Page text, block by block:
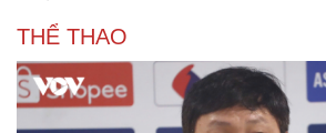
THỂ THAO